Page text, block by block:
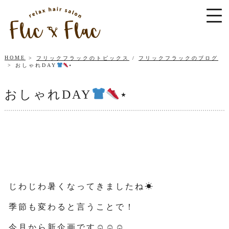
HOME フリックフラックのトピックス / フリックフラックのブログ
おしゃれDAY
⋆
おしゃれDAY ⋆
じわじわ暑くなってきましたね☀
季節も変わると言うことで！
今月から新企画です☺☺☺